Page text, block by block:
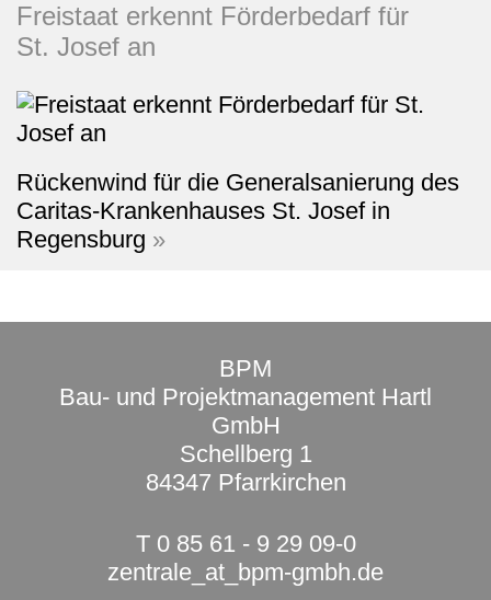
Freistaat erkennt Förderbedarf für
St. Josef an
Rückenwind für die Generalsanierung des
Caritas-Krankenhauses St. Josef in
Regensburg »
BPM
Bau- und Projektmanagement Hartl
GmbH
Schellberg 1
84347 Pfarrkirchen
T 0 85 61 - 9 29 09-0
zentrale _at_ bpm-gmbh.de